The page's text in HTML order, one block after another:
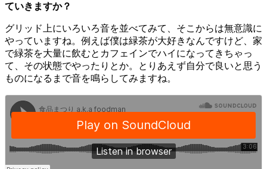
ていきますか？
グリッド上にいろいろ音を並べてみて、そこからは無意識に
やっていますね。例えば僕は緑茶が大好きなんですけど、家
で緑茶を大量に飲むとカフェインでハイになってきちゃっ
て、その状態でやったりとか。とりあえず自分で良いと思う
ものになるまで音を鳴らしてみますね。